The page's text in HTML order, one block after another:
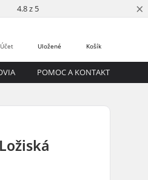
4.8 z 5 ×
Košík
Uložené
Účet
POMOC A KONTAKT